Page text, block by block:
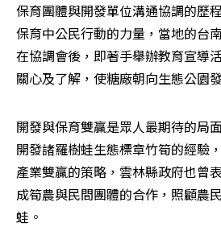
保育團體與開發單位溝通協調的歷
保育中公民行動的力量，當地的台
在協調會後，即著手舉辦教育宣導
關心及了解，使糖廠朝向生態公園
開發與保育雙贏是眾人最期待的局
開發諸羅樹蛙生態標章竹筍的經驗
產業雙贏的策略，雲林縣政府也曾
成筍農與民間團體的合作，照顧農
蛙。